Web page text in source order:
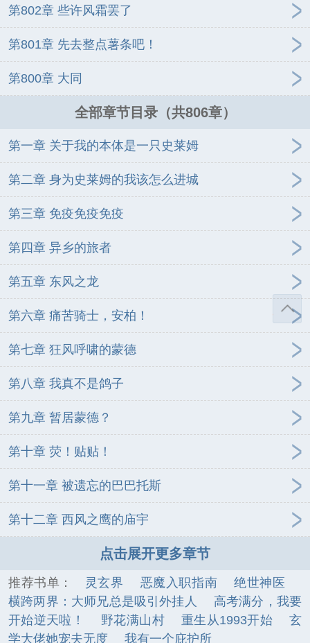
第802章 些许风霜罢了
第801章 先去整点薯条吧！
第800章 大同
全部章节目录（共806章）
第一章 关于我的本体是一只史莱姆
第二章 身为史莱姆的我该怎么进城
第三章 免疫免疫免疫
第四章 异乡的旅者
第五章 东风之龙
第六章 痛苦骑士，安柏！
第七章 狂风呼啸的蒙德
第八章 我真不是鸽子
第九章 暂居蒙德？
第十章 荧！贴贴！
第十一章 被遗忘的巴巴托斯
第十二章 西风之鹰的庙宇
点击展开更多章节
推荐书单： 灵玄界 恶魔入职指南
绝世神医
横跨两界：大师兄总是吸引外挂人
高考满分，我要
开始逆天啦！
野花满山村 重生从1993开始
玄
学大佬她宠夫无度
我有一个庇护所